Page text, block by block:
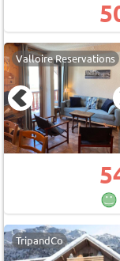
Valloire Reservations
TripandCo